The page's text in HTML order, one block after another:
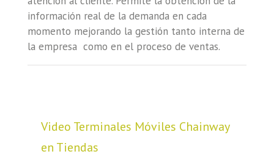
información real de la demanda en cada
momento mejorando la gestión tanto interna de
la empresa como en el proceso de ventas.
Video Terminales Móviles Chainway
en Tiendas